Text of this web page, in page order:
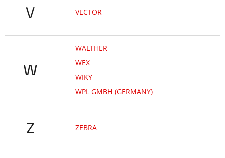
V VECTOR
W
WALTHER
WEX
WIKY
WPL GMBH (GERMANY)
Z ZEBRA